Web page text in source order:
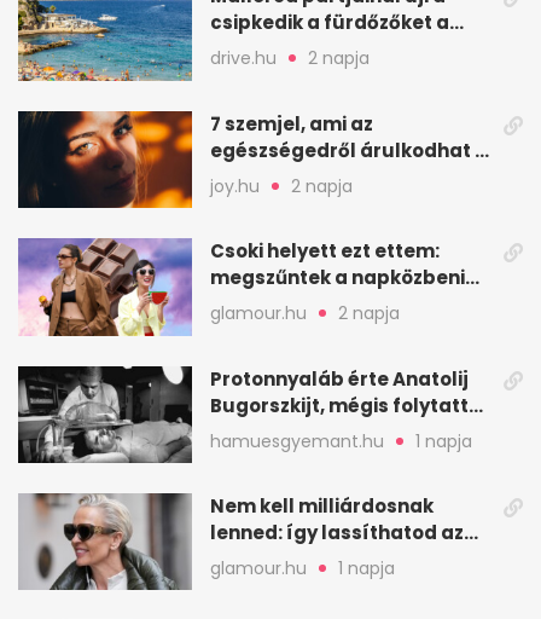
csipkedik a fürdőzőket a
halak a sekély vízben
drive.hu 2 napja
7 szemjel, ami az
egészségedről árulkodhat –
erre figyelj oda
joy.hu 2 napja
Csoki helyett ezt ettem:
megszűntek a napközbeni
nassolási rohamok
glamour.hu 2 napja
Protonnyaláb érte Anatolij
Bugorszkijt, mégis folytatta
a munkát
hamuesgyemant.hu 1 napja
Nem kell milliárdosnak
lenned: így lassíthatod az
öregedést a biológus szerint
glamour.hu 1 napja